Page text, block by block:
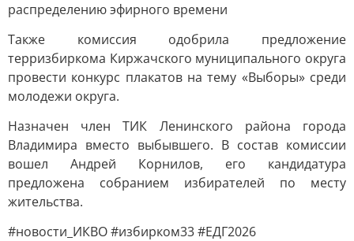
распределению эфирного времени
Также комиссия одобрила предложение
терризбиркома Киржачского муниципального округа
провести конкурс плакатов на тему «Выборы» среди
молодежи округа.
Назначен член ТИК Ленинского района города
Владимира вместо выбывшего. В состав комиссии
вошел Андрей Корнилов, его кандидатура
предложена собранием избирателей по месту
жительства.
#новости_ИКВО #избирком33 #ЕДГ2026